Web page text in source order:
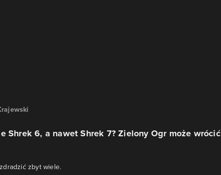
Shrek 6, a nawet Shrek 7? Zielony Ogr może wrócić
zbyt wiele.